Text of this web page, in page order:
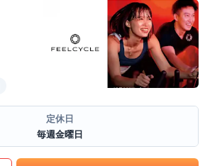
定休日
毎週金曜日